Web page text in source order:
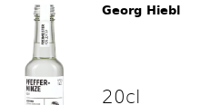
Georg Hiebl
20cl